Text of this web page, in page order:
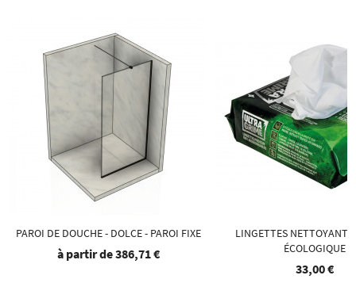
PAROI DE DOUCHE - DOLCE - PAROI FIXE
à partir de386,71 €
LINGETTES NETTOYANT
ÉCOLOGIQUE
33,00 €